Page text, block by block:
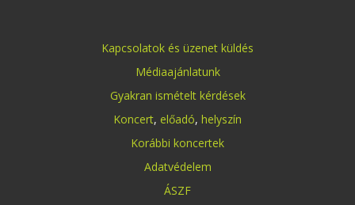
Kapcsolatok és üzenet küldés
Médiaajánlatunk
Gyakran ismételt kérdések
Koncert, előadó, helyszín
Korábbi koncertek
Adatvédelem
ÁSZF